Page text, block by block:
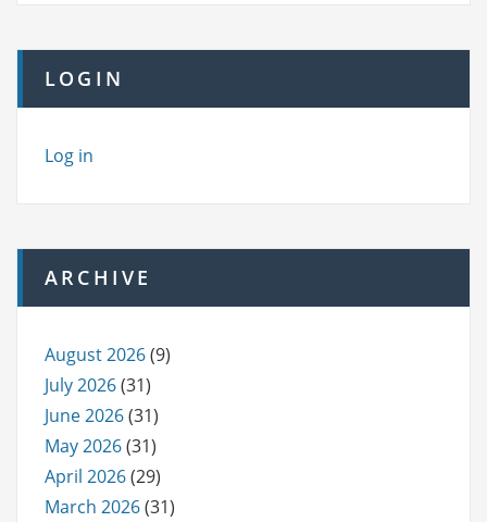
LOGIN
Log in
ARCHIVE
August 2026(9)
July 2026(31)
June 2026(31)
May 2026(31)
April 2026(29)
March 2026(31)